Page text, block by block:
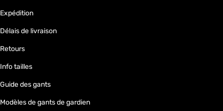
Expédition
Délais de livraison
Retours
Info tailles
Guide des gants
Modèles de gants de gardien